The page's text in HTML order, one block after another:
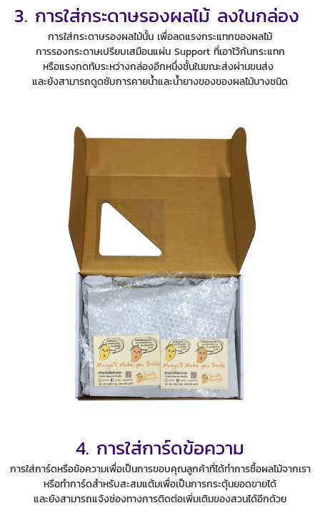
3. การใส่กระดาษรองผลไม้ ลงในกล่อง
การใส่กระดาษรองผลไม้นั้น เพื่อลดแรงกระแทกของผลไม้
การรองกระดาษเปรียบเสมือนแผ่น Support ที่เอาไว้กันกระแทก
หรือแรงกดทับระหว่างกล่องอีกหนึ่งชั้นในขณะส่งผ่านขนส่ง
และยังสามารถดูดซับการคายน้ำและน้ำยางของของผลไม้บางชนิด
4. การใส่การ์ดข้อความ
การใส่การ์ดหรือข้อความเพื่อเป็นการขอบคุณลูกค้าที่ได้ทำการซื้อผลไม้จากเรา
หรือทำการ์ดสำหรับสะสมแต้มเพื่อเป็นการกระตุ้นยอดขายได้
และยังสามารถแจ้งช่องทางการติดต่อเพิ่มเติมของสวนได้อีกด้วย